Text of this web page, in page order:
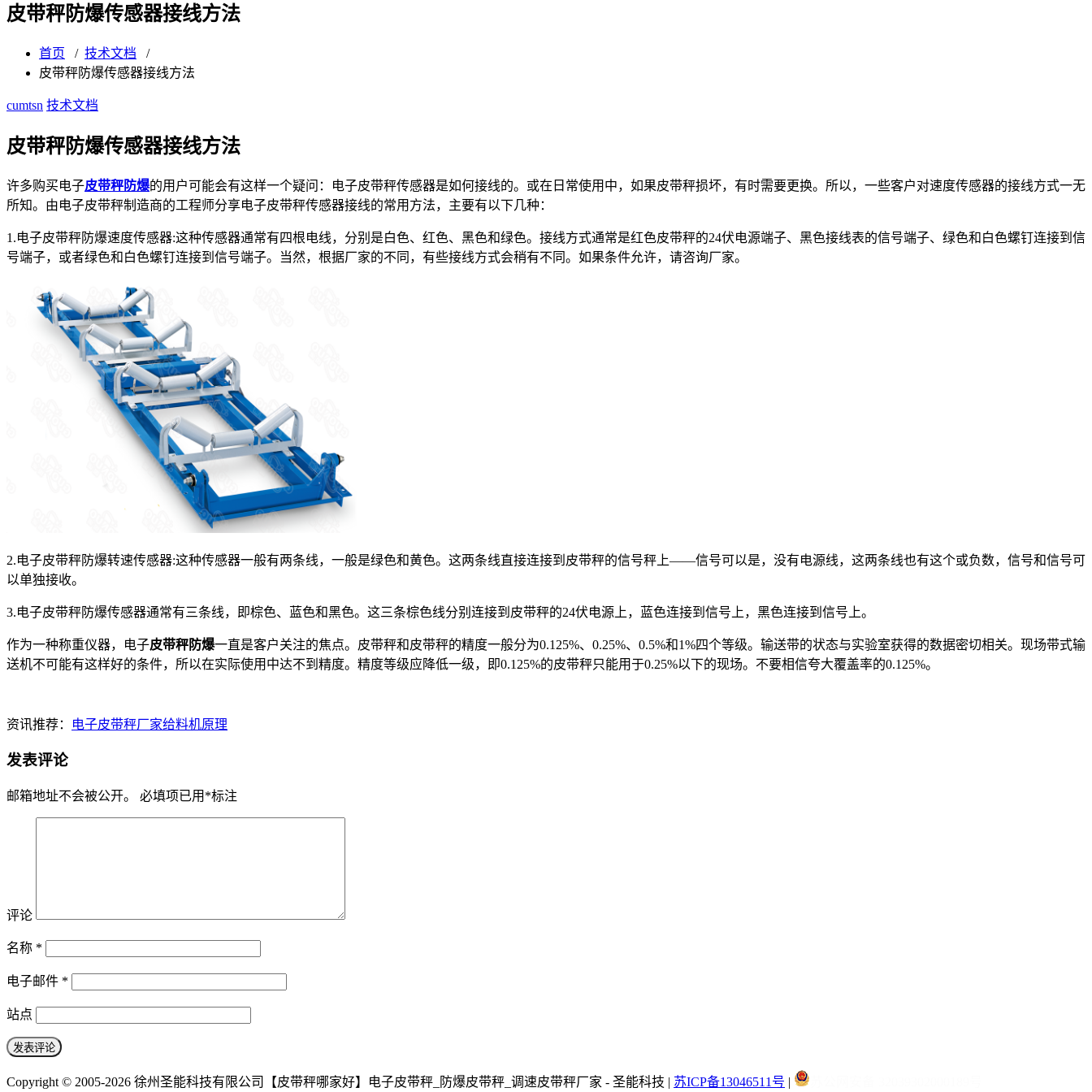
皮带秤防爆传感器接线方法
首页 / 技术文档 /
皮带秤防爆传感器接线方法
cumtsn 技术文档
皮带秤防爆传感器接线方法
许多购买电子皮带秤防爆的用户可能会有这样一个疑问：电子皮带秤传感器是如何接线的。或在日常使用中，如果皮带秤损坏，有时需要更换。所以，一些客户对速度传感器的接线方式一无
所知。由电子皮带秤制造商的工程师分享电子皮带秤传感器接线的常用方法，主要有以下几种：
1.电子皮带秤防爆速度传感器:这种传感器通常有四根电线，分别是白色、红色、黑色和绿色。接线方式通常是红色皮带秤的24伏电源端子、黑色接线表的信号端子、绿色和白色螺钉连接到信
号端子，或者绿色和白色螺钉连接到信号端子。当然，根据厂家的不同，有些接线方式会稍有不同。如果条件允许，请咨询厂家。
2.电子皮带秤防爆转速传感器:这种传感器一般有两条线，一般是绿色和黄色。这两条线直接连接到皮带秤的信号秤上——信号可以是，没有电源线，这两条线也有这个或负数，信号和信号可
以单独接收。
3.电子皮带秤防爆传感器通常有三条线，即棕色、蓝色和黑色。这三条棕色线分别连接到皮带秤的24伏电源上，蓝色连接到信号上，黑色连接到信号上。
作为一种称重仪器，电子皮带秤防爆一直是客户关注的焦点。皮带秤和皮带秤的精度一般分为0.125%、0.25%、0.5%和1%四个等级。输送带的状态与实验室获得的数据密切相关。现场带式输
送机不可能有这样好的条件，所以在实际使用中达不到精度。精度等级应降低一级，即0.125%的皮带秤只能用于0.25%以下的现场。不要相信夸大覆盖率的0.125%。
资讯推荐： 电子皮带秤厂家给料机原理
发表评论
邮箱地址不会被公开。 必填项已用 *标注
评论
名称 *
电子邮件 *
站点
Copyright © 2005-2026 徐州圣能科技有限公司【皮带秤哪家好】电子皮带秤_防爆皮带秤_调速皮带秤厂家 - 圣能科技 | 苏ICP备13046511号 |